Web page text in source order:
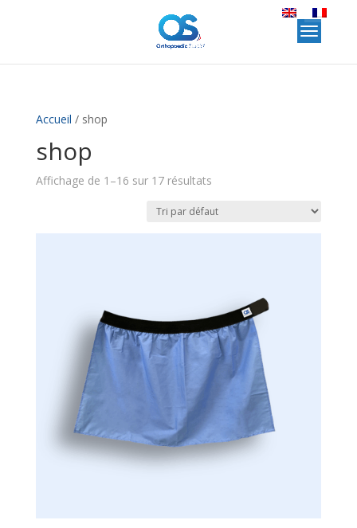
Accueil / shop
shop
Affichage de 1–16 sur 17 résultats